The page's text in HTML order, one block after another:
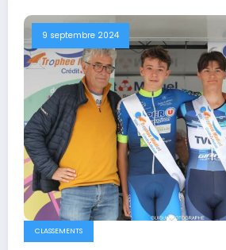
9 septembre 2024
CLASSEMENTS